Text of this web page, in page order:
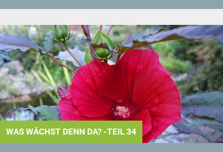
WAS WÄCHST DENN DA? -TEIL 34